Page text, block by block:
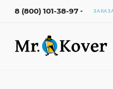
8 (800) 101-38-97